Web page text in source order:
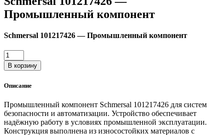
Промышленный компонент
Schmersal 101217426 — Промышленный компонент
Количество
товара
Schmersal
—
компонент
В корзину
Описание
Промышленный компонент Schmersal 101217426 для систем
безопасности и автоматизации. Устройство обеспечивает
надёжную работу в условиях промышленной эксплуатации.
Конструкция выполнена из износостойких материалов с